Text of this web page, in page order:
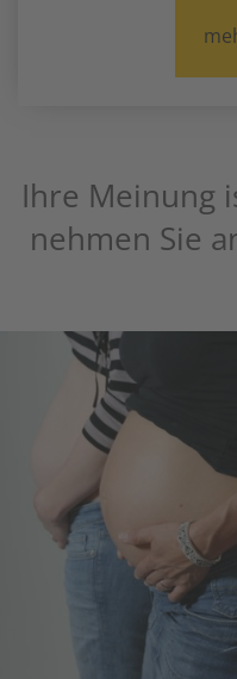
Ihre Meinung
nehmen Sie